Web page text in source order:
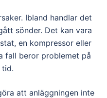
Ibland handlar det
sönder. Det kan vara
en kompressor eller
fall beror problemet på
tid.
att anläggningen inte